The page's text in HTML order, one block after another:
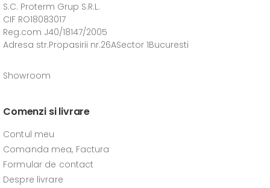
S.C. Proterm Grup S.R.L.
CIF RO18083017
Reg.com J40/18147/2005
Adresa str.Propasirii nr.26ASector 1Bucuresti
Showroom
Comenzi si livrare
Contul meu
Comanda mea, Factura
Formular de contact
Despre livrare